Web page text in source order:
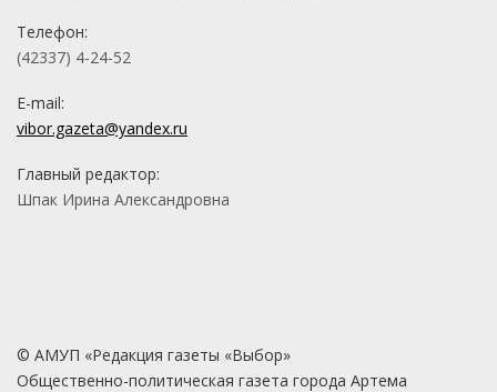
Телефон:
(42337) 4-24-52
E-mail:
vibor.gazeta@yandex.ru
Главный редактор:
Шпак Ирина Александровна
© АМУП «Редакция газеты «Выбор»
Общественно-политическая газета города Артема